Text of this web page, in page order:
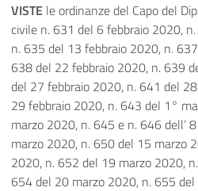
VISTE le ordinanze del Capo del
civile n. 631 del 6 febbraio 2020,
n. 635 del 13 febbraio 2020, n.
638 del 22 febbraio 2020, n. 639
del 27 febbraio 2020, n. 641 del
29 febbraio 2020, n. 643 del 1°
marzo 2020, n. 645 e n. 646 dell’
marzo 2020, n. 650 del 15 marzo
2020, n. 652 del 19 marzo 2020,
654 del 20 marzo 2020, n. 655